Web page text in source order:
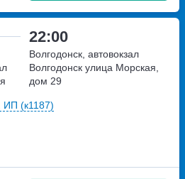
22:00
Волгодонск, автовокзал
Волгодонск улица Морская,
дом 29
ИП (к1187)